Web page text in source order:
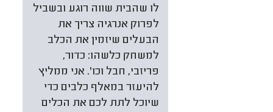
לו שהבית שווה רוגע ובשביל
לפרוק אנרגיה צריך את
הבעלים שיזמין את הכלב
למשחק כלשהו: כדור,
פריזבי, חבל וכו'. אני ממליץ
להיעזר במאלף כלבים כדי
שיוכל לתת לכם את הכלים